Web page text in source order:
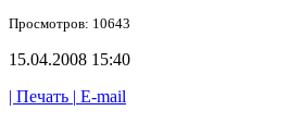
Просмотров: 10643
15.04.2008 15:40
| Печать | E-mail